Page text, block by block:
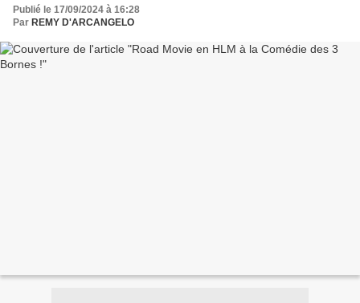
Publié le 17/09/2024 à 16:28
Par REMY D'ARCANGELO